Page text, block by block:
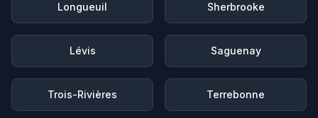
Longueuil Sherbrooke
Lévis Saguenay
Trois-Rivières Terrebonne